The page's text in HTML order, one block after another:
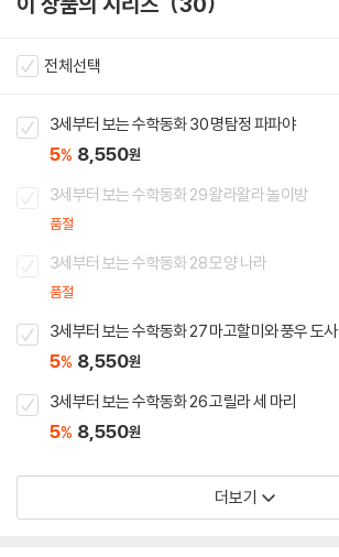
전체선택
3세부터 보는 수학동화 30 명탐정 파파야
5% 8,550원
3세부터 보는 수학동화 29 왈라왈라 놀이방
품절
3세부터 보는 수학동화 28 모양 나라
품절
3세부터 보는 수학동화 27 마고할미와 풍우 도사
5% 8,550원
3세부터 보는 수학동화 26 고릴라 세 마리
5% 8,550원
더보기